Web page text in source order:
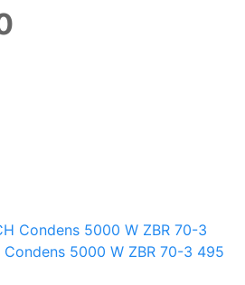
Condens 5000 W ZBR 70-3 495